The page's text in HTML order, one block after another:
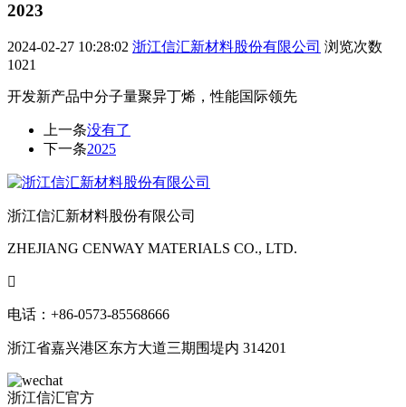
2023
2024-02-27 10:28:02 浙江信汇新材料股份有限公司 浏览次数
1021
开发新产品中分子量聚异丁烯，性能国际领先
上一条没有了
下一条2025
浙江信汇新材料股份有限公司
ZHEJIANG CENWAY MATERIALS CO., LTD.

电话：+86-0573-85568666
浙江省嘉兴港区东方大道三期围堤内 314201
浙江信汇官方